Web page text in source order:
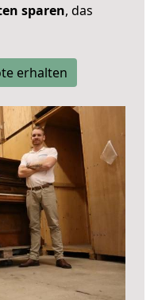
sparen, das
erhalten